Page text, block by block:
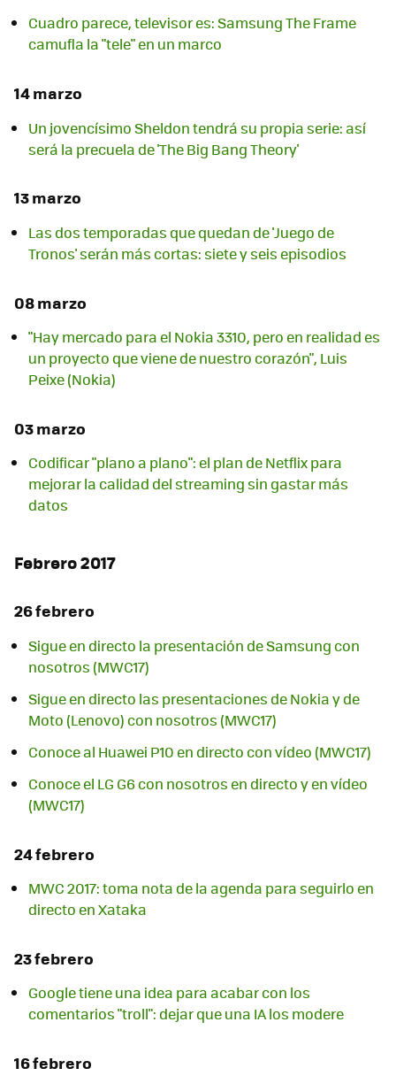
Cuadro parece, televisor es: Samsung The Frame
camufla la "tele" en un marco
14 marzo
Un jovencísimo Sheldon tendrá su propia serie: así
será la precuela de 'The Big Bang Theory'
13 marzo
Las dos temporadas que quedan de 'Juego de
Tronos' serán más cortas: siete y seis episodios
08 marzo
"Hay mercado para el Nokia 3310, pero en realidad es
un proyecto que viene de nuestro corazón", Luis
Peixe (Nokia)
03 marzo
Codificar "plano a plano": el plan de Netflix para
mejorar la calidad del streaming sin gastar más
datos
Febrero 2017
26 febrero
Sigue en directo la presentación de Samsung con
nosotros (MWC17)
Sigue en directo las presentaciones de Nokia y de
Moto (Lenovo) con nosotros (MWC17)
Conoce al Huawei P10 en directo con vídeo (MWC17)
Conoce el LG G6 con nosotros en directo y en vídeo
(MWC17)
24 febrero
MWC 2017: toma nota de la agenda para seguirlo en
directo en Xataka
23 febrero
Google tiene una idea para acabar con los
comentarios "troll": dejar que una IA los modere
16 febrero